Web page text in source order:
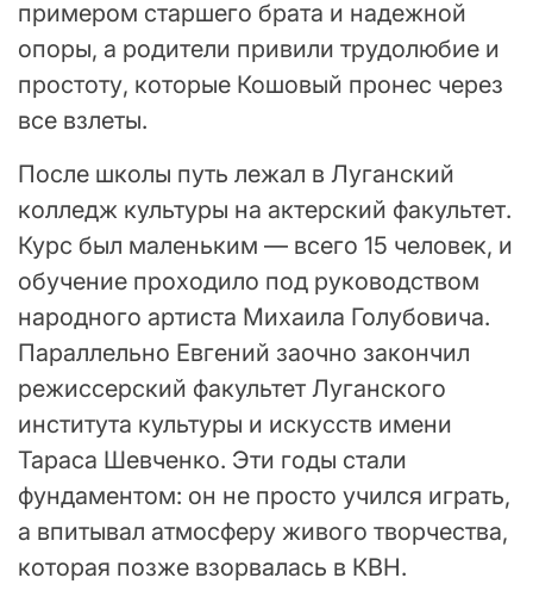
примером старшего брата и надежной
опоры, а родители привили трудолюбие и
простоту, которые Кошовый пронес через
все взлеты.
После школы путь лежал в Луганский
колледж культуры на актерский факультет.
Курс был маленьким — всего 15 человек, и
обучение проходило под руководством
народного артиста Михаила Голубовича.
Параллельно Евгений заочно закончил
режиссерский факультет Луганского
института культуры и искусств имени
Тараса Шевченко. Эти годы стали
фундаментом: он не просто учился играть,
а впитывал атмосферу живого творчества,
которая позже взорвалась в КВН.